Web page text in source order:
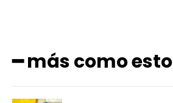
━ más como esto